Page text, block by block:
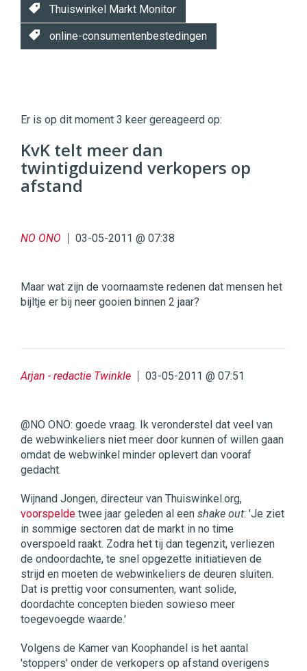
Thuiswinkel Markt Monitor
online-consumentenbestedingen
|
Digital
Commercehttps://twinklemagazine.nl
9654
Er is op dit moment 3 keer gereageerd op:
KvK telt meer dan
twintigduizend verkopers op
afstand
NO ONO 03-05-2011 @ 07:38
Maar wat zijn de voornaamste redenen dat mensen het
bijltje er bij neer gooien binnen 2 jaar?
Arjan - redactie Twinkle 03-05-2011 @ 07:51
@NO ONO: goede vraag. Ik veronderstel dat veel van
de webwinkeliers niet meer door kunnen of willen gaan
omdat de webwinkel minder oplevert dan vooraf
gedacht.
Wijnand Jongen, directeur van Thuiswinkel.org,
voorspelde twee jaar geleden al een shake out: 'Je ziet
in sommige sectoren dat de markt in no time
overspoeld raakt. Zodra het tij dan tegenzit, verliezen
de ondoordachte, te snel opgezette initiatieven de
strijd en moeten de webwinkeliers de deuren sluiten.
Dat is prettig voor consumenten, want solide,
doordachte concepten bieden sowieso meer
toegevoegde waarde.'
Volgens de Kamer van Koophandel is het aantal
'stoppers' onder de verkopers op afstand overigens